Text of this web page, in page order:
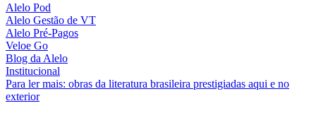
Alelo Pod
Alelo Gestão de VT
Alelo Pré-Pagos
Veloe Go
Blog da Alelo
Institucional
Para ler mais: obras da literatura brasileira prestigiadas aqui e no
exterior